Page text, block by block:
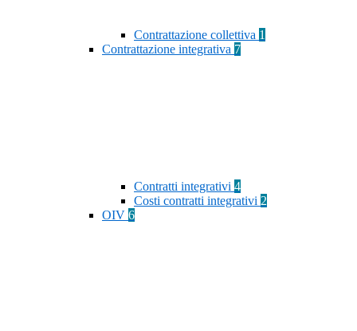
Contrattazione collettiva 1
Contrattazione integrativa 7
Contratti integrativi 4
Costi contratti integrativi 2
OIV 6